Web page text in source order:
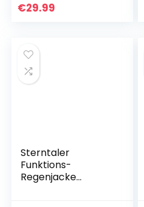
€29.99
Sterntaler
Funktions-
Regenjacke